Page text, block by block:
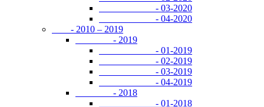
- 03-2020
- 04-2020
- 2010 – 2019
- 2019
- 01-2019
- 02-2019
- 03-2019
- 04-2019
- 2018
- 01-2018